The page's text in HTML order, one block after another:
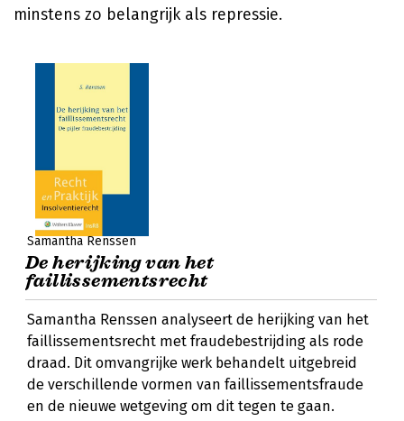
minstens zo belangrijk als repressie.
Samantha Renssen
De herijking van het
faillissementsrecht
Samantha Renssen analyseert de herijking van het
faillissementsrecht met fraudebestrijding als rode
draad. Dit omvangrijke werk behandelt uitgebreid
de verschillende vormen van faillissementsfraude
en de nieuwe wetgeving om dit tegen te gaan.